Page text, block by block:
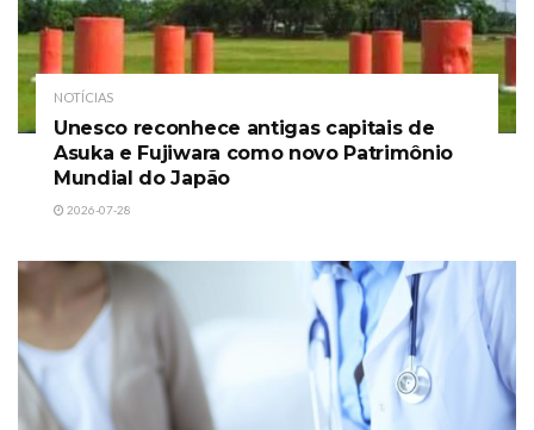
NOTÍCIAS
Unesco reconhece antigas capitais de
Asuka e Fujiwara como novo Patrimônio
Mundial do Japão
2026-07-28